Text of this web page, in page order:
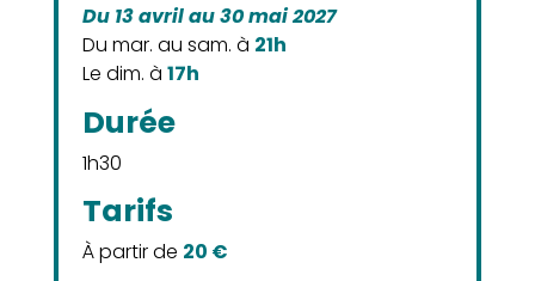
Du 13 avril au 30 mai 2027
Du mar. au sam. à 21h
Le dim. à 17h
Durée
1h30
Tarifs
À partir de 20 €